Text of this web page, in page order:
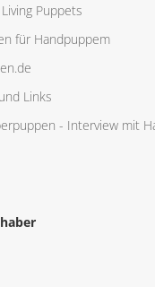
Puppets
für Handpuppem
Links
- Interview mit